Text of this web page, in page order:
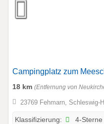
Campingplatz zum
18 km (Entfernung von
23769 Fehmarn, Schleswig-
Klassifizierung: 4-Sterne